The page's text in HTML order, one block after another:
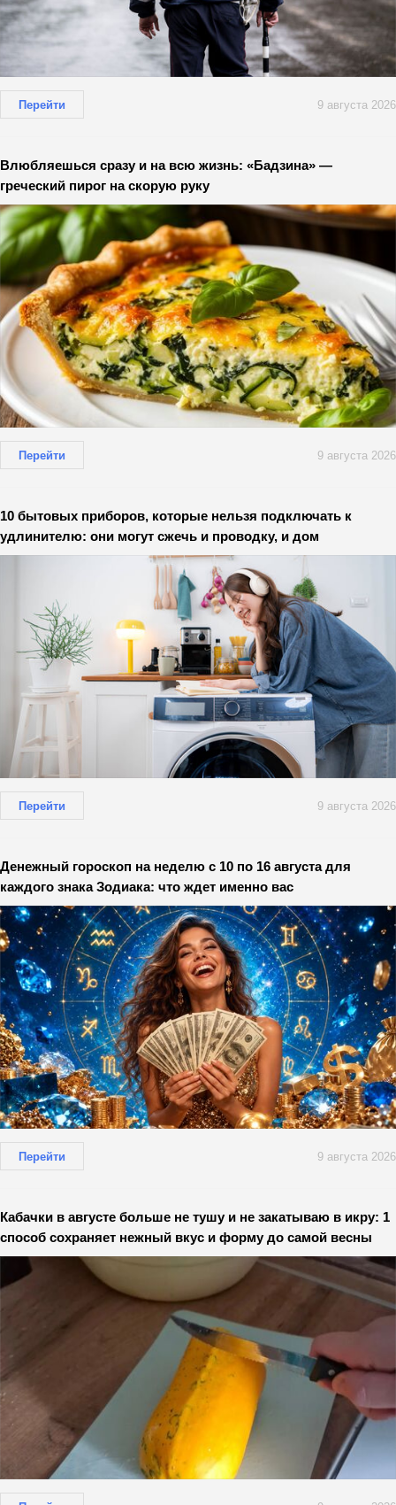
Перейти 9 августа 2026
Влюбляешься сразу и на всю жизнь: «Бадзина» —
греческий пирог на скорую руку
Перейти 9 августа 2026
10 бытовых приборов, которые нельзя подключать к
удлинителю: они могут сжечь и проводку, и дом
Перейти 9 августа 2026
Денежный гороскоп на неделю с 10 по 16 августа для
каждого знака Зодиака: что ждет именно вас
Перейти 9 августа 2026
Кабачки в августе больше не тушу и не закатываю в икру: 1
способ сохраняет нежный вкус и форму до самой весны